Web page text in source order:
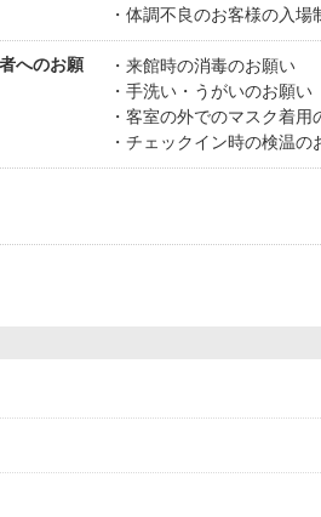
体調不良のお客様の入場
へのお願
来館時の消毒のお願い
手洗い・うがいのお願い
客室の外でのマスク着用
チェックイン時の検温の